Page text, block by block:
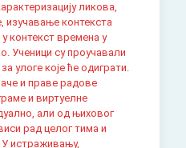
ликова,
изучавање контекста
контекст времена у
Ученици су проучавали
улоге које ће одиграти.
и праве радове
и виртуелне
али од њиховог
рад целог тима и
У истраживању,